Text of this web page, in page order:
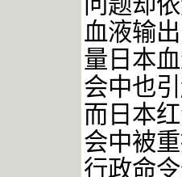
血液输出
量日本
会中也
而日本
会中被
行政命